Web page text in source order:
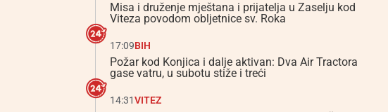
Misa i druženje mještana i prijatelja u Zaselju kod
Viteza povodom obljetnice sv. Roka
17:09BIH
Požar kod Konjica i dalje aktivan: Dva Air Tractora
gase vatru, u subotu stiže i treći
14:31VITEZ